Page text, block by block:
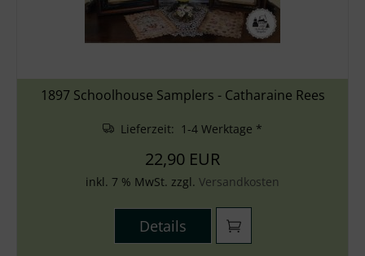
1897 Schoolhouse Samplers - Catharaine Rees
Lieferzeit: 1-4 Werktage *
22,90 EUR
inkl. 7 % MwSt. zzgl. Versandkosten
Details